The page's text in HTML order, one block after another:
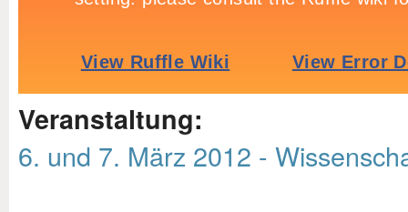
Veranstaltung:
6. und 7. März 2012 -